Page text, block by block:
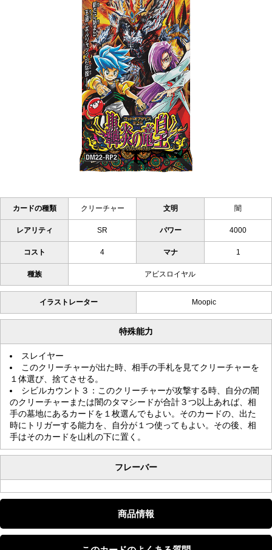
カードの種類 クリーチャー 文明 闇
レアリティ SR パワー 4000
コスト 4 マナ 1
種族 アビスロイヤル
イラストレーター Moopic
特殊能力
スレイヤー
このクリーチャーが出た時、相手の手札を見てクリーチャーを
１体選び、捨てさせる。
シビルカウント３：このクリーチャーが攻撃する時、自分の闇
のクリーチャーまたは闇のタマシードが合計３つ以上あれば、相
手の墓地にあるカードを１枚選んでもよい。そのカードの、出た
時にトリガーする能力を、自分が１つ使ってもよい。その後、相
手はそのカードを山札の下に置く。
フレーバー
商品情報